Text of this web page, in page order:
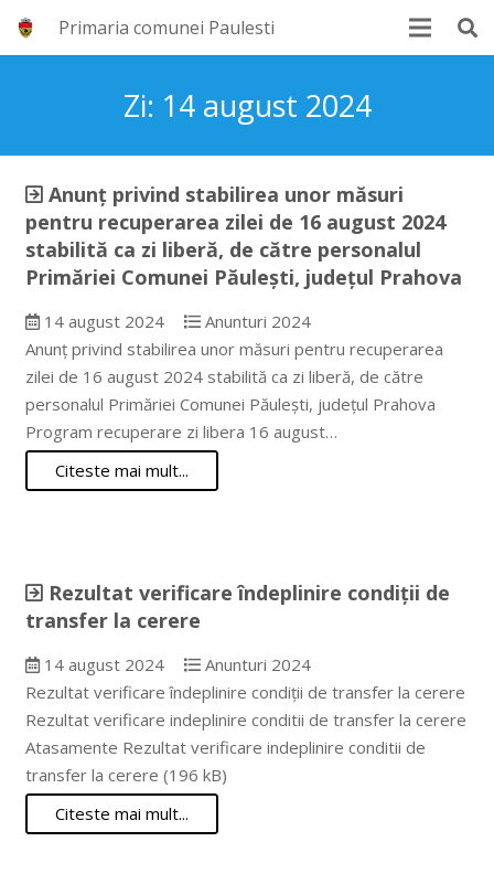
Primaria comunei Paulesti
Zi: 14 august 2024
Anunț privind stabilirea unor măsuri
pentru recuperarea zilei de 16 august 2024
stabilită ca zi liberă, de către personalul
Primăriei Comunei Păulești, județul Prahova
14 august 2024
Anunturi 2024
Anunț privind stabilirea unor măsuri pentru recuperarea
zilei de 16 august 2024 stabilită ca zi liberă, de către
personalul Primăriei Comunei Păulești, județul Prahova
Program recuperare zi libera 16 august…
Citeste mai mult...
Rezultat verificare îndeplinire condiții de
transfer la cerere
14 august 2024
Anunturi 2024
Rezultat verificare îndeplinire condiții de transfer la cerere
Rezultat verificare indeplinire conditii de transfer la cerere
Atasamente Rezultat verificare indeplinire conditii de
transfer la cerere (196 kB)
Citeste mai mult...